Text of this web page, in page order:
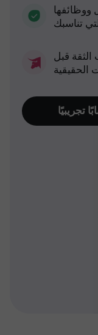
ووظائفها
تناسبك
قبل
الحقيقية
تجريبيًا